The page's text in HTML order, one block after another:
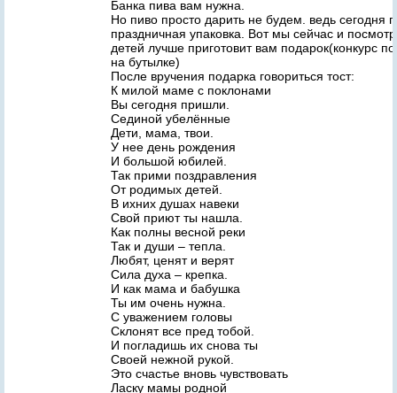
Банка пива вам нужна.
Но пиво просто дарить не будем. ведь сегодня
праздничная упаковка. Вот мы сейчас и
детей лучше приготовит вам подарок(конкурс
на бутылке)
После вручения подарка говориться тост:
К милой маме с поклонами
Вы сегодня пришли.
Сединой убелённые
Дети, мама, твои.
У нее день рождения
И большой юбилей.
Так прими поздравления
От родимых детей.
В ихних душах навеки
Свой приют ты нашла.
Как полны весной реки
Так и души – тепла.
Любят, ценят и верят
Сила духа – крепка.
И как мама и бабушка
Ты им очень нужна.
С уважением головы
Склонят все пред тобой.
И погладишь их снова ты
Своей нежной рукой.
Это счастье вновь чувствовать
Ласку мамы родной